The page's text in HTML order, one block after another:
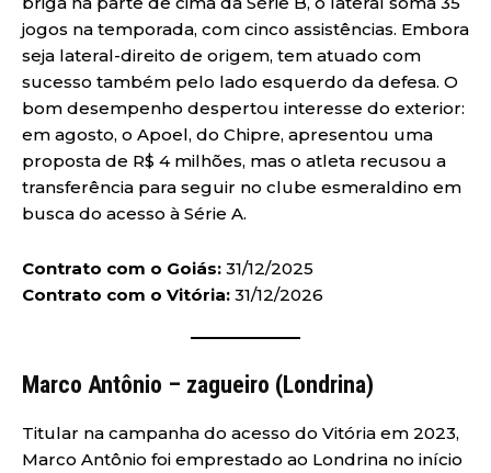
jogos na temporada, com cinco assistências. Embora
seja lateral-direito de origem, tem atuado com
sucesso também pelo lado esquerdo da defesa. O
bom desempenho despertou interesse do exterior:
em agosto, o Apoel, do Chipre, apresentou uma
proposta de R$ 4 milhões, mas o atleta recusou a
transferência para seguir no clube esmeraldino em
busca do acesso à Série A.
Contrato com o Goiás: 31/12/2025
Contrato com o Vitória: 31/12/2026
Marco Antônio – zagueiro (Londrina)
Titular na campanha do acesso do Vitória em 2023,
Marco Antônio foi emprestado ao Londrina no início